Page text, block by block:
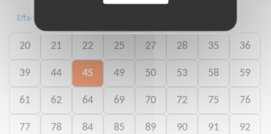
Effacer
20 21 22 25 27 28 35 36
39 44 45 49 50 53 58 59
61 62 64 69 70 72 75 76
77 78 84 85 89 90 91 92